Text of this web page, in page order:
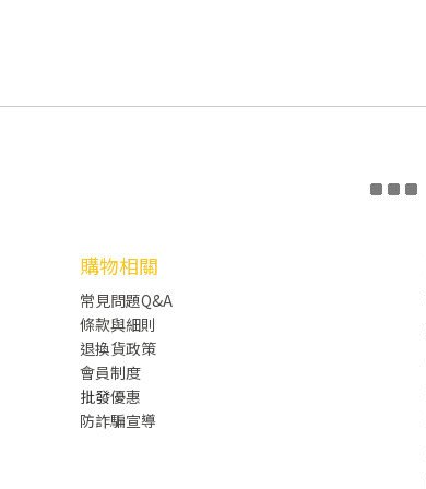
購物相關
常見問題Q&A
條款與細則
退換貨政策
會員制度
批發優惠
防詐騙宣導